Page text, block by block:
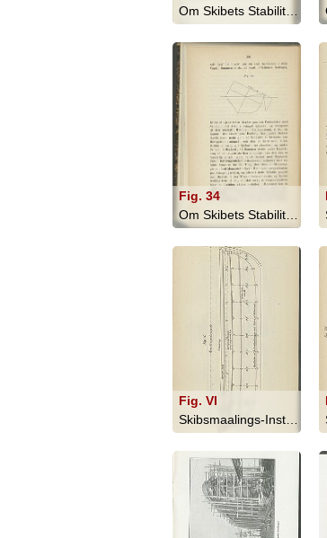
Fig. 34
Om Skibets Stabilitet, Bevægelser I S... - 1879
Fig. VI